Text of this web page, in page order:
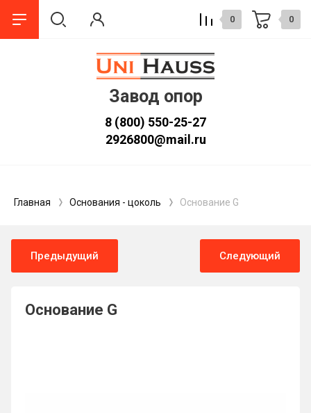
Завод опор
8 (800) 550-25-27
2926800@mail.ru
0 0
Главная Основания - цоколь Основание G
Предыдущий Следующий
Основание G